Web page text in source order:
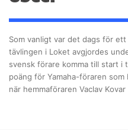
Som vanligt var det dags för ett
tävlingen i Loket avgjordes
svensk förare komma till start i
poäng för Yamaha-föraren
när hemmaföraren Vaclav